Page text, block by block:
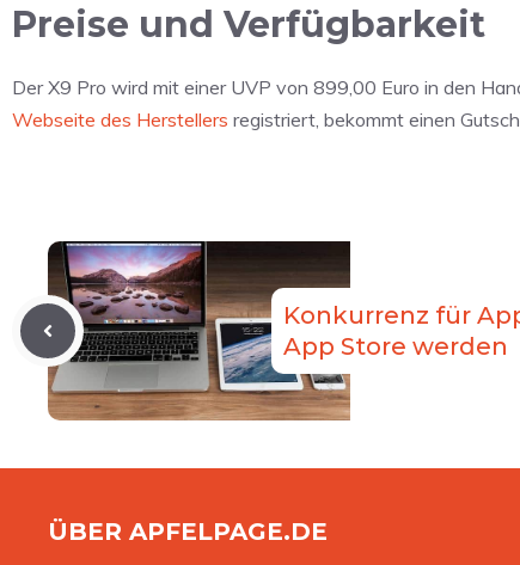
Preise und Verfügbarkeit
Der X9 Pro wird mit einer UVP von 899,00 Euro in den
Webseite des Herstellers registriert, bekommt einen
Konkurrenz für
App Store werden
ÜBER APFELPAGE.DE